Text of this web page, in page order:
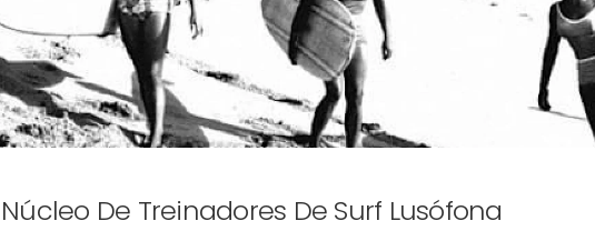
Núcleo De Treinadores De Surf Lusófona